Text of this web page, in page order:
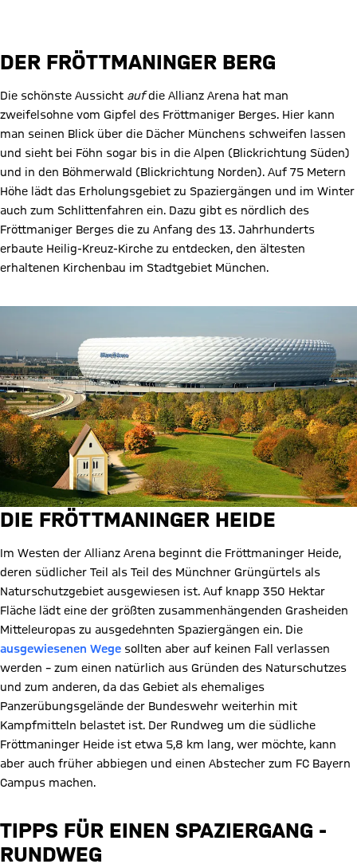
DER FRÖTTMANINGER BERG
Die schönste Aussicht aufdie Allianz Arena hat man
zweifelsohne vom Gipfel des Fröttmaniger Berges. Hier kann
man seinen Blick über die Dächer Münchens schweifen lassen
und sieht bei Föhn sogar bis in die Alpen (Blickrichtung Süden)
und in den Böhmerwald (Blickrichtung Norden). Auf 75 Metern
Höhe lädt das Erholungsgebiet zu Spaziergängen und im Winter
auch zum Schlittenfahren ein. Dazu gibt es nördlich des
Fröttmaniger Berges die zu Anfang des 13. Jahrhunderts
erbaute Heilig-Kreuz-Kirche zu entdecken, den ältesten
erhaltenen Kirchenbau im Stadtgebiet München.
DIE FRÖTTMANINGER HEIDE
Im Westen der Allianz Arena beginnt die Fröttmaninger Heide,
deren südlicher Teil als Teil des Münchner Grüngürtels als
Naturschutzgebiet ausgewiesen ist. Auf knapp 350 Hektar
Fläche lädt eine der größten zusammenhängenden Grasheiden
Mitteleuropas zu ausgedehnten Spaziergängen ein. Die
ausgewiesenen Wege sollten aber auf keinen Fall verlassen
werden – zum einen natürlich aus Gründen des Naturschutzes
und zum anderen, da das Gebiet als ehemaliges
Panzerübungsgelände der Bundeswehr weiterhin mit
Kampfmitteln belastet ist. Der Rundweg um die südliche
Fröttmaninger Heide ist etwa 5,8 km lang, wer möchte, kann
aber auch früher abbiegen und einen Abstecher zum FC Bayern
Campus machen.
TIPPS FÜR EINEN SPAZIERGANG -
RUNDWEG